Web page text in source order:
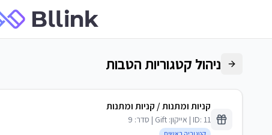
ניהול קטגוריות הטבות
קניות ומתנות/ קניות ומתנות
ID: 11 | אייקון: Gift | סדר: 9